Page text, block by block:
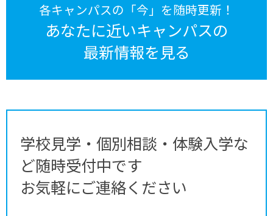
各キャンパスの「今」を随時更新！
あなたに近いキャンパスの
最新情報を見る
学校見学・個別相談・体験入学な
ど随時受付中です
お気軽にご連絡ください